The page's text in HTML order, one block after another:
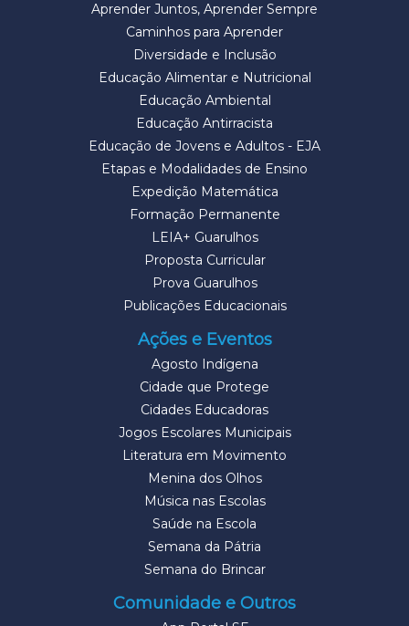
Aprender Juntos, Aprender Sempre
Caminhos para Aprender
Diversidade e Inclusão
Educação Alimentar e Nutricional
Educação Ambiental
Educação Antirracista
Educação de Jovens e Adultos - EJA
Etapas e Modalidades de Ensino
Expedição Matemática
Formação Permanente
LEIA+ Guarulhos
Proposta Curricular
Prova Guarulhos
Publicações Educacionais
Ações e Eventos
Agosto Indígena
Cidade que Protege
Cidades Educadoras
Jogos Escolares Municipais
Literatura em Movimento
Menina dos Olhos
Música nas Escolas
Saúde na Escola
Semana da Pátria
Semana do Brincar
Comunidade e Outros